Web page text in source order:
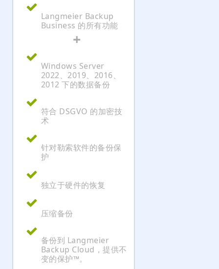
Langmeier Backup
Business 的所有功能
+
Windows Server
2022、2019、2016、
2012 下的数据备份
符合 DSGVO 的加密技
术
针对勒索软件的备份保
护
独立于硬件的恢复
压缩备份
备份到 Langmeier
Backup Cloud，提供不
变的保护™。